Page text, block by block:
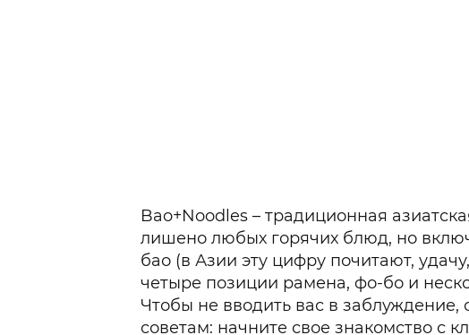
Bao+Noodles – традиционная
лишено любых горячих блюд, но
бао (в Азии эту цифру почитают,
четыре позиции рамена, фо-бо и
Чтобы не вводить вас в заблуждение,
советам: начните свое знакомство с